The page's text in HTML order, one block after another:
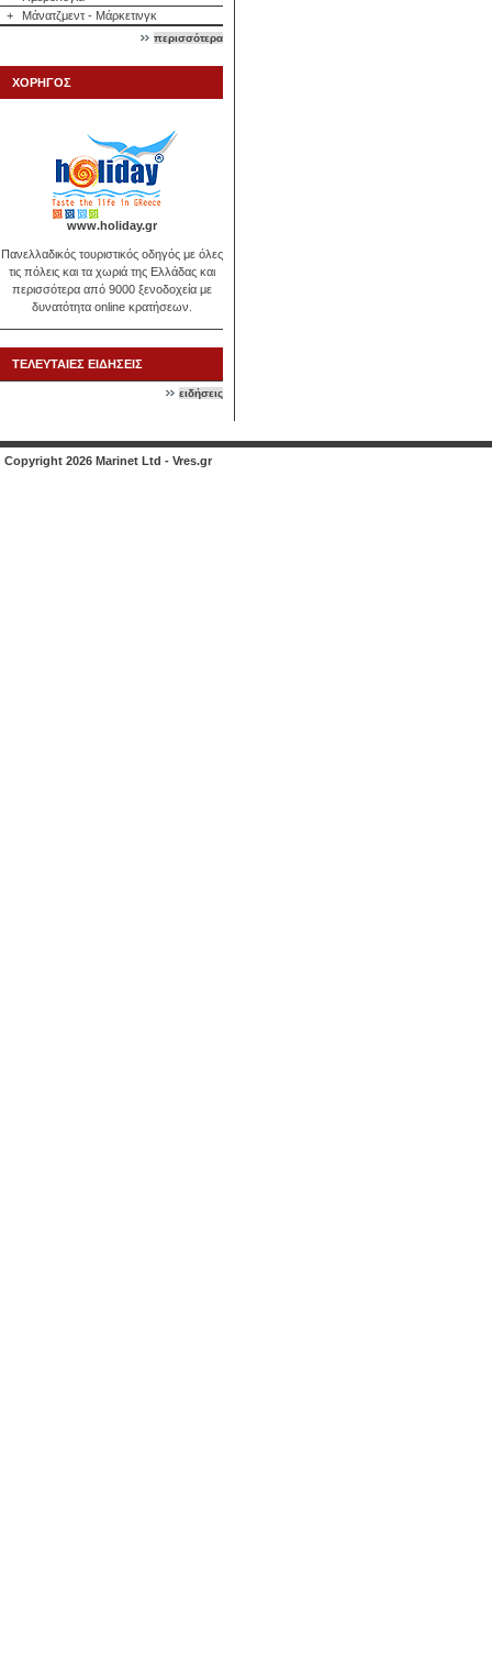
+
Μάνατζμεντ - Μάρκετινγκ
περισσότερα
ΧΟΡΗΓΟΣ
www.holiday.gr
Πανελλαδικός τουριστικός οδηγός με όλες
τις πόλεις και τα χωριά της Ελλάδας και
περισσότερα από 9000 ξενοδοχεία με
δυνατότητα online κρατήσεων.
ΤΕΛΕΥΤΑΙΕΣ ΕΙΔΗΣΕΙΣ
ειδήσεις
Copyright 2026 Marinet Ltd - Vres.gr